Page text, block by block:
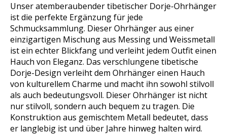
Unser atemberaubender tibetischer Dorje-Ohrhänger
ist die perfekte Ergänzung für jede
Schmucksammlung. Dieser Ohrhänger aus einer
einzigartigen Mischung aus Messing und Weissmetall
ist ein echter Blickfang und verleiht jedem Outfit einen
Hauch von Eleganz. Das verschlungene tibetische
Dorje-Design verleiht dem Ohrhänger einen Hauch
von kulturellem Charme und macht ihn sowohl stilvoll
als auch bedeutungsvoll. Dieser Ohrhänger ist nicht
nur stilvoll, sondern auch bequem zu tragen. Die
Konstruktion aus gemischtem Metall bedeutet, dass
er langlebig ist und über Jahre hinweg halten wird.